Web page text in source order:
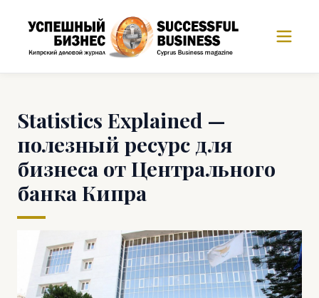
Statistics Explained —
полезный ресурс для
бизнеса от Центрального
банка Кипра